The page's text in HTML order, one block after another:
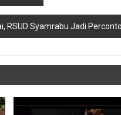
RSUD Syamrabu Jadi